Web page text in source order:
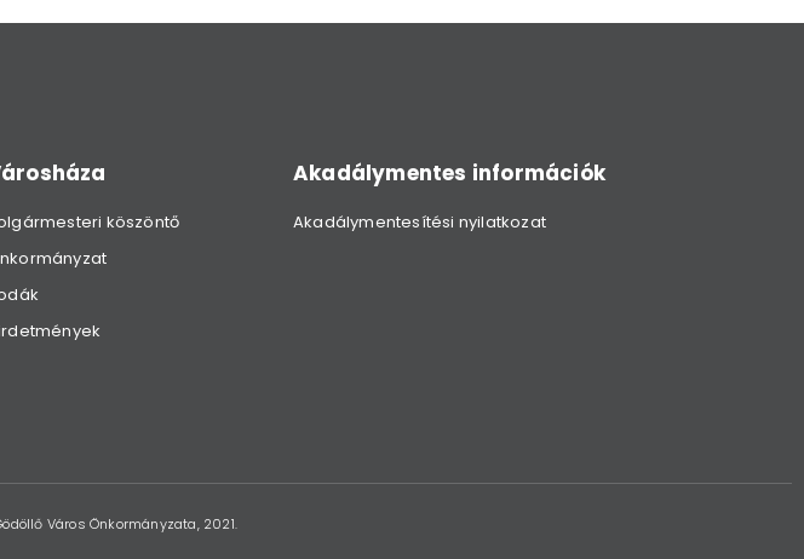
köszöntő
Akadálymentes információk
Akadálymentesítési nyilatkozat
Város Önkormányzata, 2021.